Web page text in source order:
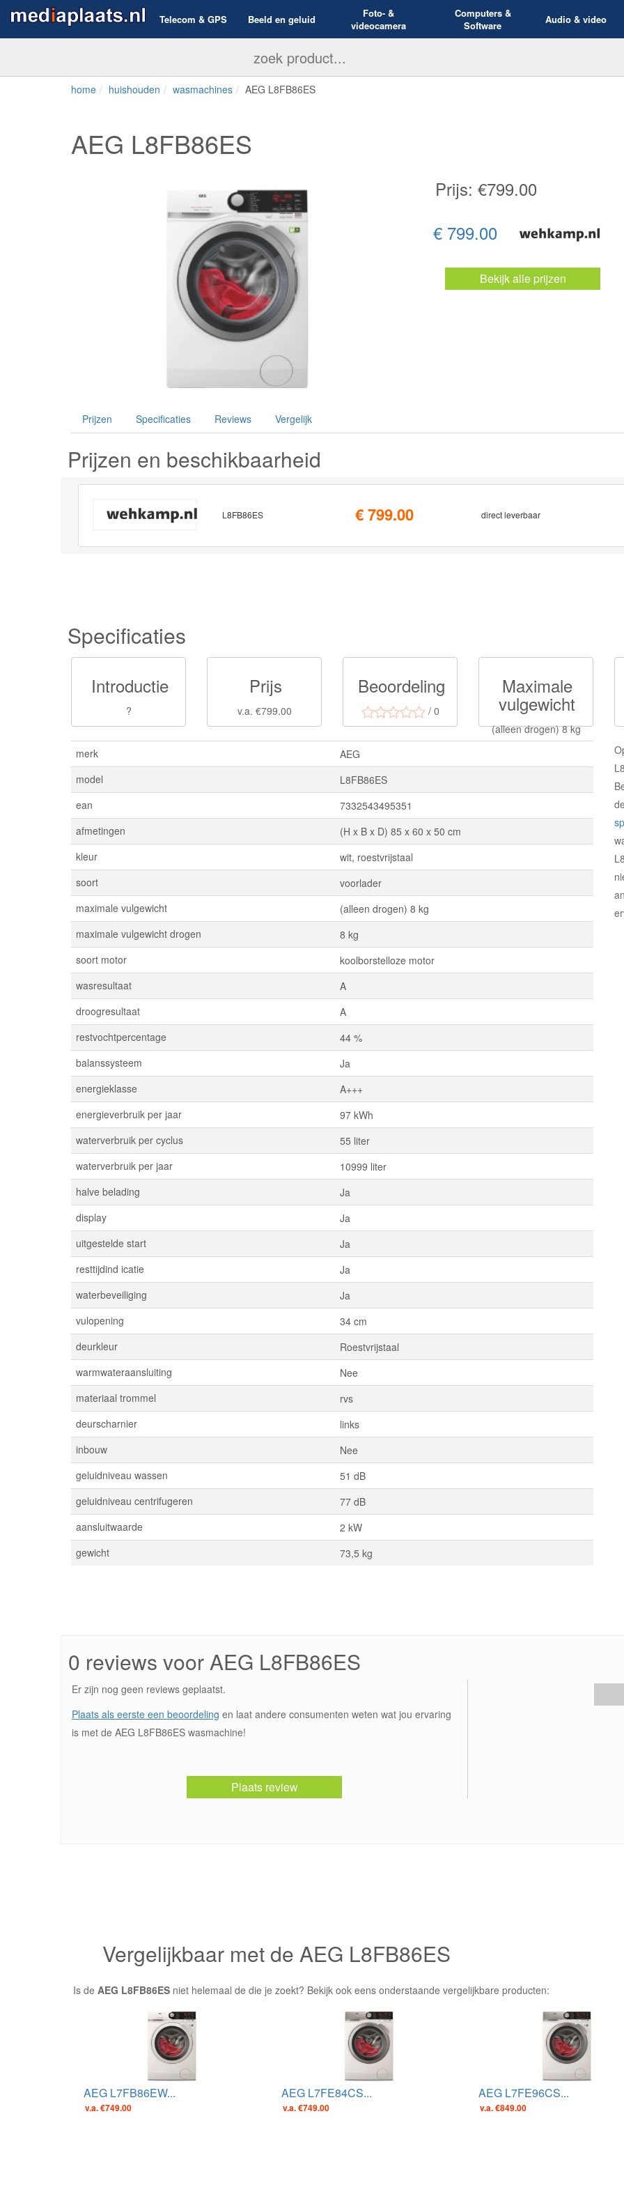
Telecom & GPS Beeld en geluid
Foto- &
videocamera
Computers &
Software
Audio & video
home huishouden wasmachines AEG L8FB86ES
AEG L8FB86ES
Prijs: €799.00
€ 799.00
Bekijk alle prijzen
Prijzen Specificaties Reviews Vergelijk
Prijzen en beschikbaarheid
L8FB86ES € 799.00 direct leverbaar
Specificaties
Introductie
?
Prijs
v.a. €799.00
Beoordeling
/ 0
Maximale
vulgewicht
(alleen drogen) 8 kg
merk
AEG
model
L8FB86ES
ean
7332543495351
afmetingen
(H x B x D) 85 x 60 x 50 cm
kleur
wit, roestvrijstaal
soort
voorlader
maximale vulgewicht
(alleen drogen) 8 kg
maximale vulgewicht drogen
8 kg
soort motor
koolborstelloze motor
wasresultaat
A
droogresultaat
A
restvochtpercentage
44 %
balanssysteem
Ja
energieklasse
A+++
energieverbruik per jaar
97 kWh
waterverbruik per cyclus
55 liter
waterverbruik per jaar
10999 liter
halve belading
Ja
display
Ja
uitgestelde start
Ja
resttijdind icatie
Ja
waterbeveiliging
Ja
vulopening
34 cm
deurkleur
Roestvrijstaal
warmwateraansluiting
Nee
materiaal trommel
rvs
deurscharnier
links
inbouw
Nee
geluidniveau wassen
51 dB
geluidniveau centrifugeren
77 dB
aansluitwaarde
2 kW
gewicht
73,5 kg
0 reviews voor AEG L8FB86ES
Er zijn nog geen reviews geplaatst.
Plaats als eerste een beoordeling en laat andere consumenten weten wat jou ervaring
is met de AEG L8FB86ES wasmachine!
Plaats review
Vergelijkbaar met de AEG L8FB86ES
Is de AEG L8FB86ES niet helemaal de die je zoekt? Bekijk ook eens onderstaande vergelijkbare producten:
AEG L7FB86EW...
v.a. €749.00
AEG L7FE84CS...
v.a. €749.00
AEG L7FE96CS...
v.a. €849.00